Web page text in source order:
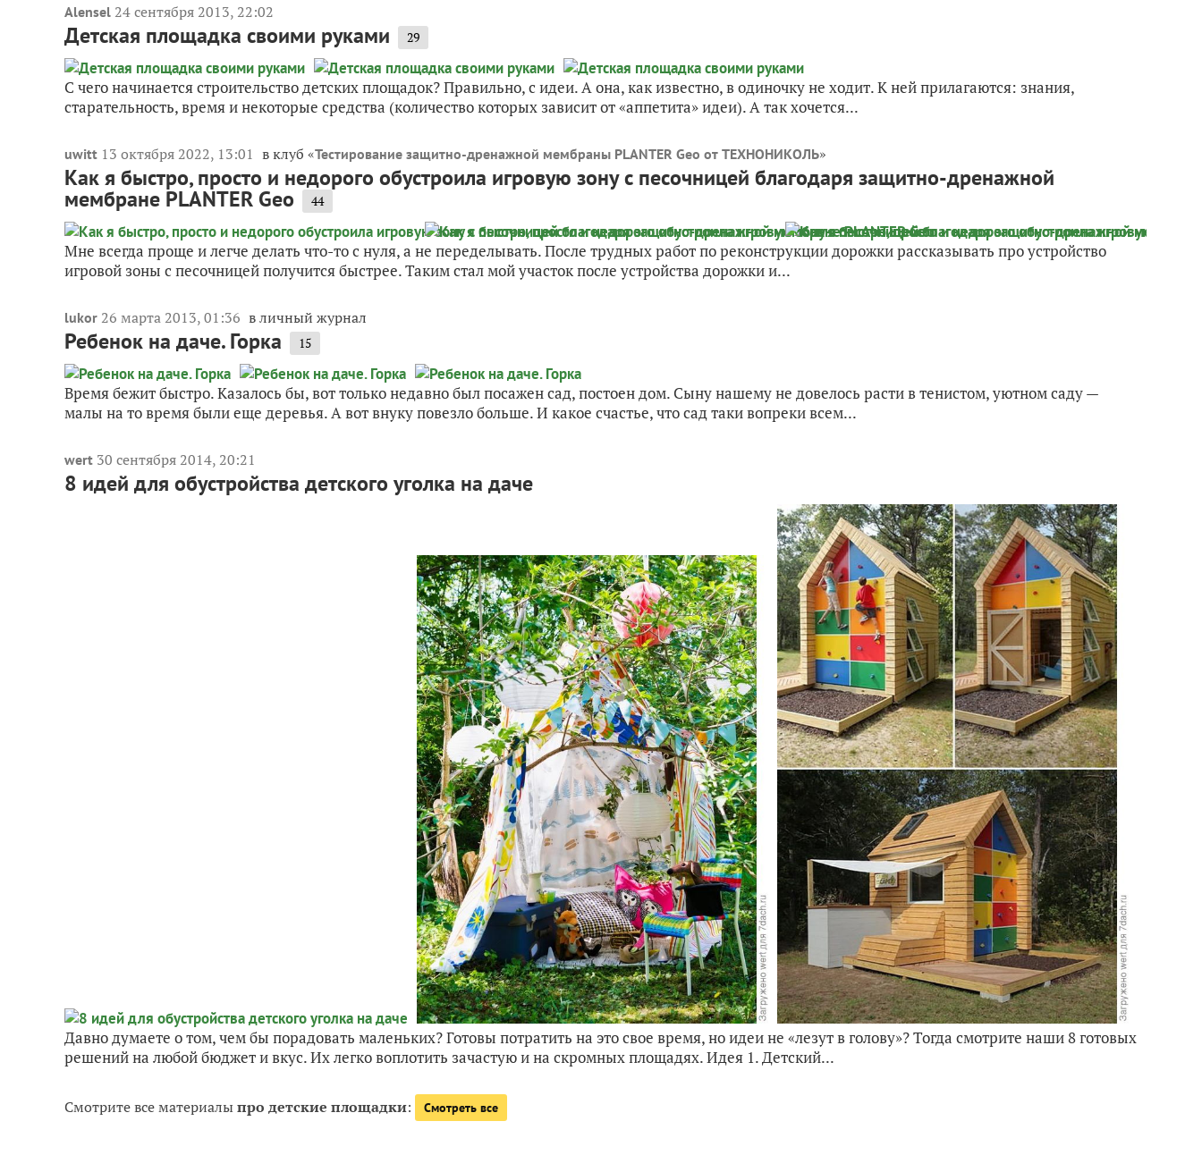
Alensel 24 сентября 2013, 22:02
Детская площадка своими руками 29
С чего начинается строительство детских площадок? Правильно, с идеи. А она, как известно, в одиночку не ходит. К ней прилагаются: знания,
старательность, время и некоторые средства (количество которых зависит от «аппетита» идеи). А так хочется...
uwitt 13 октября 2022, 13:01 в клуб «Тестирование защитно-дренажной мембраны PLANTER Geo от ТЕХНОНИКОЛЬ»
Как я быстро, просто и недорого обустроила игровую зону с песочницей благодаря защитно-дренажной
мембране PLANTER Geo 44
Мне всегда проще и легче делать что-то с нуля, а не переделывать. После трудных работ по реконструкции дорожки рассказывать про устройство
игровой зоны с песочницей получится быстрее. Таким стал мой участок после устройства дорожки и...
lukor 26 марта 2013, 01:36 в личный журнал
Ребенок на даче. Горка 15
Время бежит быстро. Казалось бы, вот только недавно был посажен сад, постоен дом. Сыну нашему не довелось расти в тенистом, уютном саду —
малы на то время были еще деревья. А вот внуку повезло больше. И какое счастье, что сад таки вопреки всем...
wert 30 сентября 2014, 20:21
8 идей для обустройства детского уголка на даче
Давно думаете о том, чем бы порадовать маленьких? Готовы потратить на это свое время, но идеи не «лезут в голову»? Тогда смотрите наши 8 готовых
решений на любой бюджет и вкус. Их легко воплотить зачастую и на скромных площадях. Идея 1. Детский...
Смотрите все материалыпро детские площадки: Смотреть все